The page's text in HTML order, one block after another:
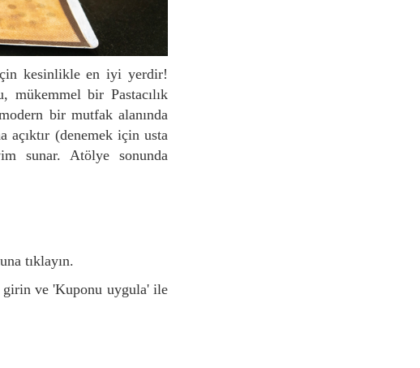
mükemmel bir Pastacılık
bir mutfak alanında
açıktır (denemek için usta
sunar. Atölye sonunda
tıklayın.
girin ve 'Kuponu uygula' ile